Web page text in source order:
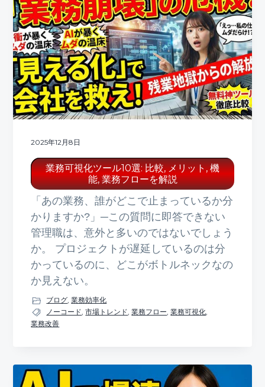
2025年12月8日
業務可視化ツール10選: 比較, メリット, 機
能, 業務フローを解説
「あの業務、誰がどこで止まっているか分
かりますか?」─この質問に即答できない
管理職は、意外と多いのではないでしょう
か。 プロジェクトが遅延しているのは分
かっているのに、どこがボトルネックなの
か見えない。
ブログ ,業務効率化
ノーコード ,市場トレンド ,業務フロー ,業務可視化
業務改善